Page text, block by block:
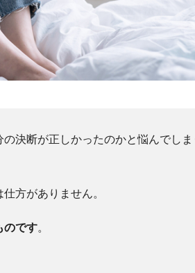
決断が正しかったのかと悩んでしま
方がありません。
のです。